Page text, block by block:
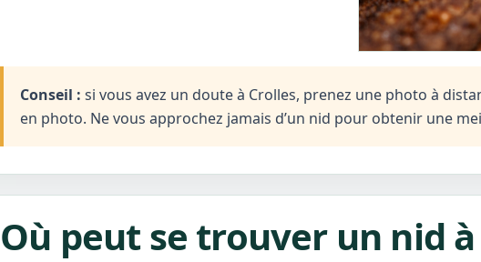
Conseil : si vous avez un doute à Crolles, prenez une photo à
en photo. Ne vous approchez jamais d’un nid pour obtenir une
Où peut se trouver un nid à